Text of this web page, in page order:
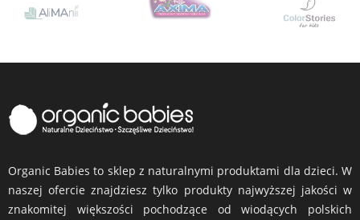
Organic Babies to sklep z naturalnymi produktami dla dzieci. W
naszej ofercie znajdziesz tylko produkty najwyższej jakości w
znakomitej większości pochodzące od wiodących polskich